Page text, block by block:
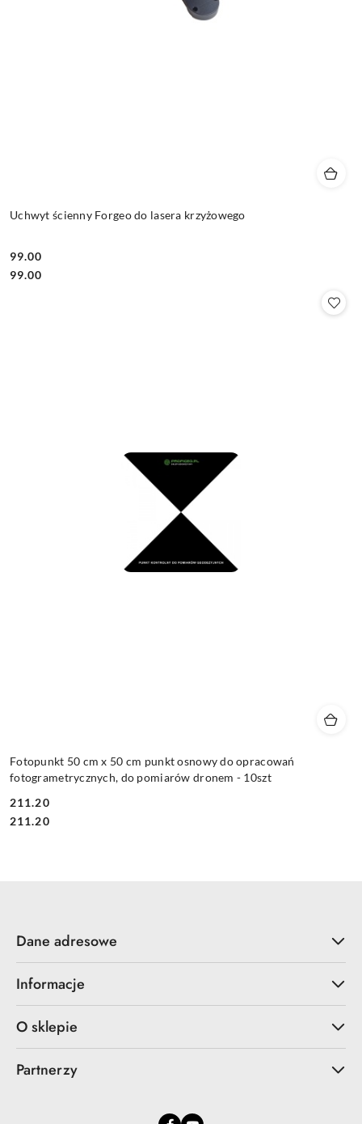
Uchwyt ścienny Forgeo do lasera krzyżowego
Cena:
99.00
Cena:
99.00
Fotopunkt 50 cm x 50 cm punkt osnowy do opracowań
fotogrametrycznych, do pomiarów dronem - 10szt
Cena:
211.20
Cena:
211.20
Dane adresowe
Informacje
O sklepie
Partnerzy